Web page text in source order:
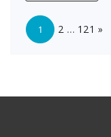
Page:
1 2 … 121 »